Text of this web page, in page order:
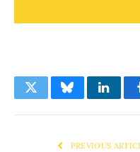
TwitterBluesky
PREVIOUS